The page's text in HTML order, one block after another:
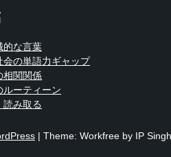
的な言葉
会の単語力ギャップ
相関関係
ルーティーン
読み取る
| Theme: Workfree by IP